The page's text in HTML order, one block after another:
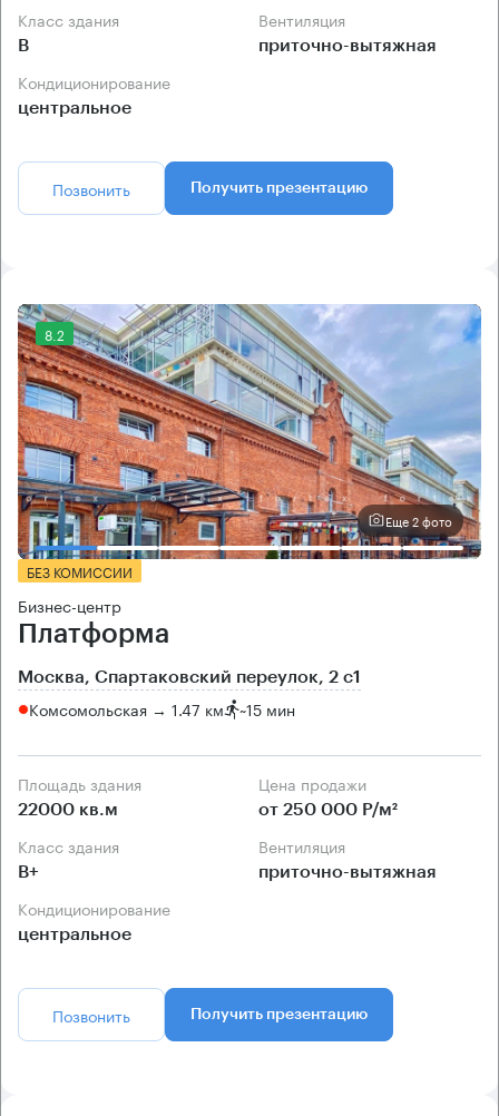
Класс здания
B
Вентиляция
приточно-вытяжная
Кондиционирование
центральное
Позвонить Получить презентацию
8.2
Еще 2 фото
БЕЗ КОМИССИИ
Бизнес-центр
Платформа
Москва, Спартаковский переулок, 2 с1
Комсомольская → 1.47 км ~15 мин
Площадь здания
22000 кв.м
Цена продажи
от 250 000 Р/м²
Класс здания
B+
Вентиляция
приточно-вытяжная
Кондиционирование
центральное
Позвонить Получить презентацию